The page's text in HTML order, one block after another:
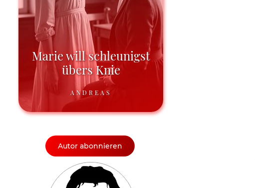
Marie will schleunigst
übers Knie
ANDREAS
Autor abonnieren